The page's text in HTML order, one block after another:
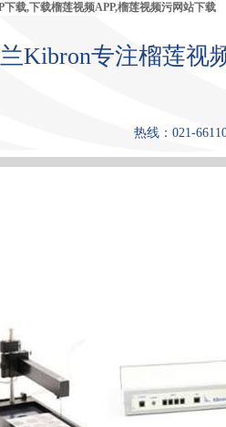
载,下载榴莲视频APP,榴莲视频污网站下载
Kibron专注榴莲视
热线：021-
页 产品中心 张力仪